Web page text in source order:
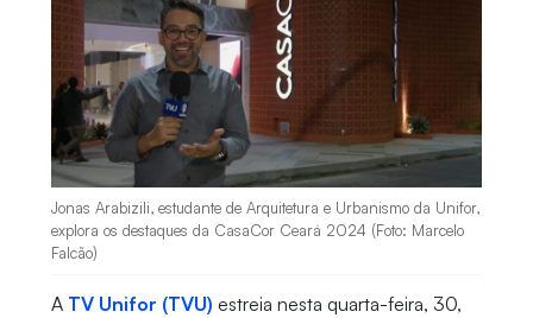
Jonas Arabizili, estudante de Arquitetura e Urbanismo da Unifor,
explora os destaques da CasaCor Ceará 2024 (Foto: Marcelo
Falcão)
A TV Unifor (TVU) estreia nesta quarta-feira, 30,